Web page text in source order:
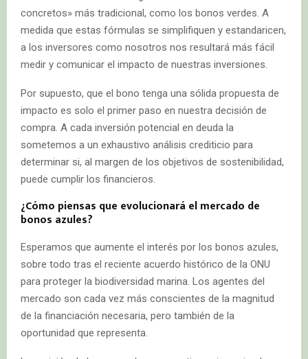
concretos» más tradicional, como los bonos verdes. A
medida que estas fórmulas se simplifiquen y estandaricen,
a los inversores como nosotros nos resultará más fácil
medir y comunicar el impacto de nuestras inversiones.
Por supuesto, que el bono tenga una sólida propuesta de
impacto es solo el primer paso en nuestra decisión de
compra. A cada inversión potencial en deuda la
sometemos a un exhaustivo análisis crediticio para
determinar si, al margen de los objetivos de sostenibilidad,
puede cumplir los financieros.
¿Cómo piensas que evolucionará el mercado de
bonos azules?
Esperamos que aumente el interés por los bonos azules,
sobre todo tras el reciente acuerdo histórico de la ONU
para proteger la biodiversidad marina. Los agentes del
mercado son cada vez más conscientes de la magnitud
de la financiación necesaria, pero también de la
oportunidad que representa.